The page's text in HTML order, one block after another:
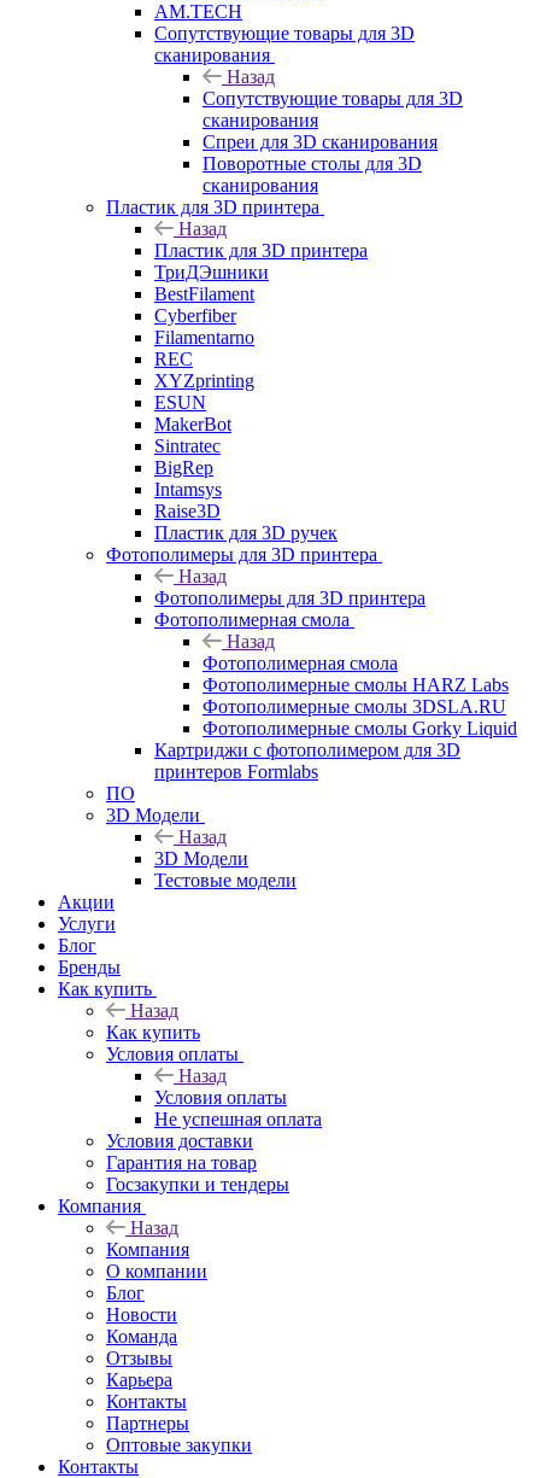
AM.TECH
Сопутствующие товары для 3D
сканирования
Назад
Сопутствующие товары для 3D
сканирования
Спреи для 3D сканирования
Поворотные столы для 3D
сканирования
Пластик для 3D принтера
Назад
Пластик для 3D принтера
ТриДЭшники
BestFilament
Cyberfiber
Filamentarno
REC
XYZprinting
ESUN
MakerBot
Sintratec
BigRep
Intamsys
Raise3D
Пластик для 3D ручек
Фотополимеры для 3D принтера
Назад
Фотополимеры для 3D принтера
Фотополимерная смола
Назад
Фотополимерная смола
Фотополимерные смолы HARZ Labs
Фотополимерные смолы 3DSLA.RU
Фотополимерные смолы Gorky Liquid
Картриджи с фотополимером для 3D
принтеров Formlabs
ПО
3D Модели
Назад
3D Модели
Тестовые модели
Акции
Услуги
Блог
Бренды
Как купить
Назад
Как купить
Условия оплаты
Назад
Условия оплаты
Не успешная оплата
Условия доставки
Гарантия на товар
Госзакупки и тендеры
Компания
Назад
Компания
О компании
Блог
Новости
Команда
Отзывы
Карьера
Контакты
Партнеры
Оптовые закупки
Контакты